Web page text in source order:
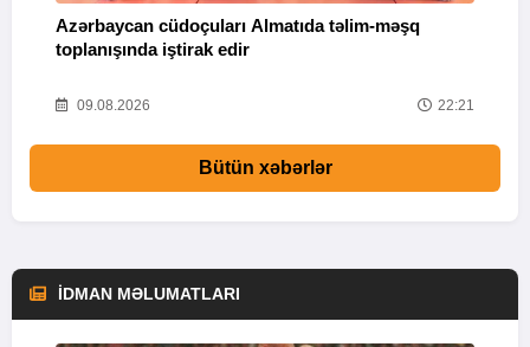
Azərbaycan cüdoçuları Almatıda təlim-məşq
toplanışında iştirak edir
09.08.2026 22:21
Bütün xəbərlər
İDMAN MƏLUMATLARI